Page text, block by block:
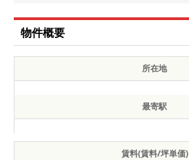
物件概要
所在地
最寄駅
賃料(賃料/坪単価)